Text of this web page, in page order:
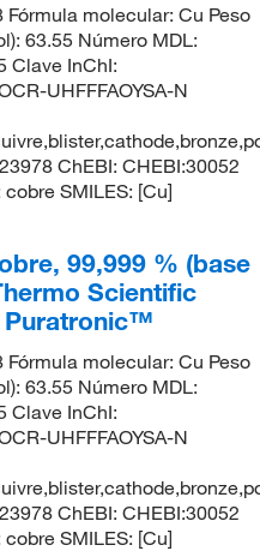
Fórmula molecular: Cu Peso
63.55 Número MDL:
Clave InChI:
UHFFFAOYSA-N
ChEBI: CHEBI:30052
SMILES: [Cu]
99,999 % (base
Scientific
Puratronic™
Fórmula molecular: Cu Peso
63.55 Número MDL:
Clave InChI:
UHFFFAOYSA-N
ChEBI: CHEBI:30052
SMILES: [Cu]